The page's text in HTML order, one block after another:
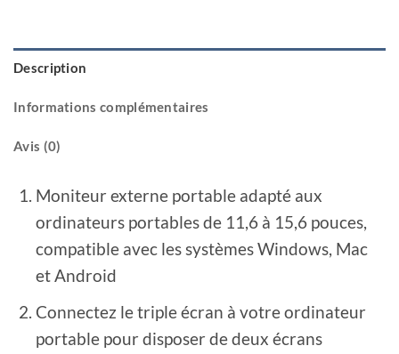
Description
Informations complémentaires
Avis (0)
Moniteur externe portable adapté aux
ordinateurs portables de 11,6 à 15,6 pouces,
compatible avec les systèmes Windows, Mac
et Android
Connectez le triple écran à votre ordinateur
portable pour disposer de deux écrans